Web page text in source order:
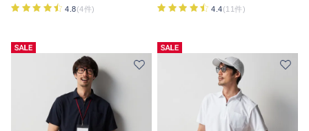
4.8(4件) 4.4(11件)